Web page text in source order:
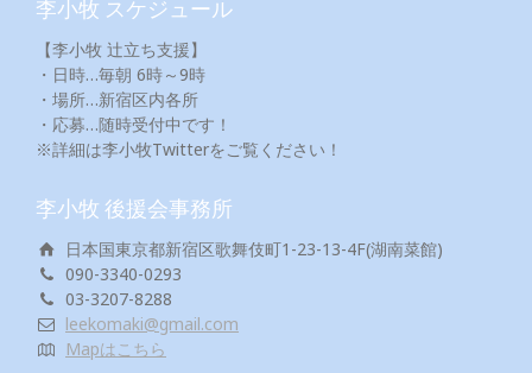
李小牧 スケジュール
【李小牧 辻立ち支援】
・日時…毎朝 6時～9時
・場所…新宿区内各所
・応募…随時受付中です！
※詳細は李小牧Twitterをご覧ください！
李小牧 後援会事務所
日本国東京都新宿区歌舞伎町1-23-13-4F(湖南菜館)
090-3340-0293
03-3207-8288
leekomaki@gmail.com
Mapはこちら